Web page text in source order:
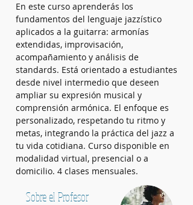
En este curso aprenderás los
fundamentos del lenguaje jazzístico
aplicados a la guitarra: armonías
extendidas, improvisación,
acompañamiento y análisis de
standards. Está orientado a estudiantes
desde nivel intermedio que deseen
ampliar su expresión musical y
comprensión armónica. El enfoque es
personalizado, respetando tu ritmo y
metas, integrando la práctica del jazz a
tu vida cotidiana. Curso disponible en
modalidad virtual, presencial o a
domicilio. 4 clases mensuales.
Sobre el Profesor